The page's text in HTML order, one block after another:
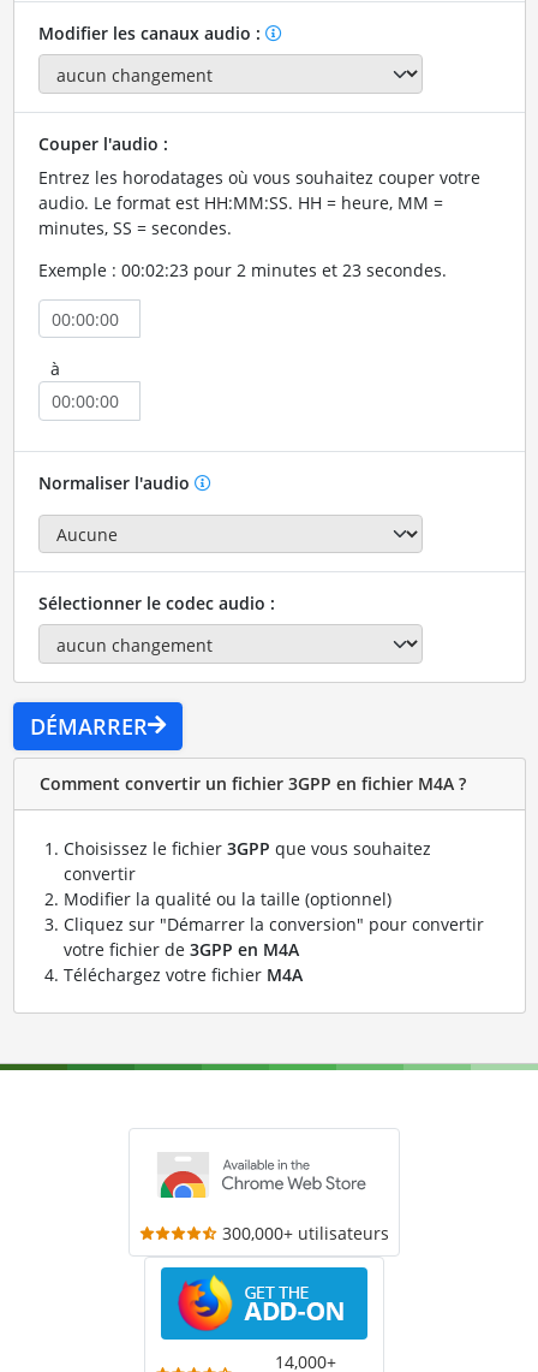
Modifier les canaux audio :
Couper l'audio :
Entrez les horodatages où vous souhaitez couper votre
audio. Le format est HH:MM:SS. HH = heure, MM =
minutes, SS = secondes.
Exemple : 00:02:23 pour 2 minutes et 23 secondes.
à
Normaliser l'audio
Sélectionner le codec audio :
DÉMARRER
Comment convertir un fichier 3GPP en fichier M4A ?
Choisissez le fichier 3GPP que vous souhaitez
convertir
Modifier la qualité ou la taille (optionnel)
Cliquez sur "Démarrer la conversion" pour convertir
votre fichier de 3GPP en M4A
Téléchargez votre fichier M4A
300,000+ utilisateurs
14,000+